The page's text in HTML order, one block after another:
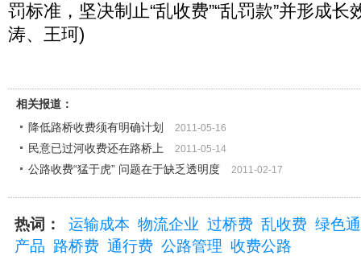
罚标准，坚决制止“乱收费”“乱罚款”并形成
涛、王珂)
相关报道：
降低路桥收费须有明确计划
2011-05-16
民意已过河收费还在路桥上 2011-05-14
公路收费“猛于虎” 问题在于缺乏透明度 2011-02-17
热词： 运输成本 物流企业 过桥费 乱收费 绿色
产品 路桥费 通行费 公路管理 收费公路